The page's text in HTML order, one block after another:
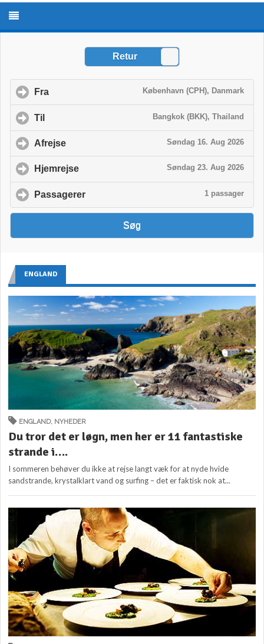
ENGLAND
ENGLAND, NYHEDER
Du tror det er løgn, men her er 11 fantastiske
strande i….
I sommeren behøver du ikke at rejse langt væk for at nyde hvide
sandstrande, krystalklart vand og surfing – det er faktisk nok at...